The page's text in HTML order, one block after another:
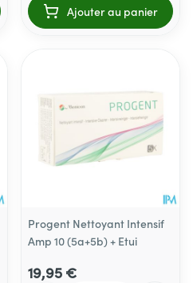
Ajouter au panier
Progent Nettoyant Intensif
Amp 10 (5a+5b) + Etui
19,95 €